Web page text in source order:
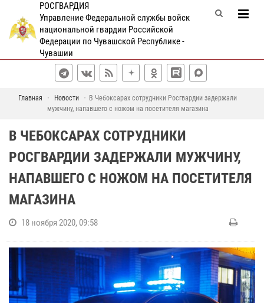
РОСГВАРДИЯ
Управление Федеральной службы войск
национальной гвардии Российской
Федерации по Чувашской Республике -
Чувашии
Главная Новости
В Чебоксарах сотрудники Росгвардии задержали
мужчину, напавшего с ножом на посетителя магазина
В ЧЕБОКСАРАХ СОТРУДНИКИ
РОСГВАРДИИ ЗАДЕРЖАЛИ МУЖЧИНУ,
НАПАВШЕГО С НОЖОМ НА ПОСЕТИТЕЛЯ
МАГАЗИНА
18 ноября 2020, 09:58